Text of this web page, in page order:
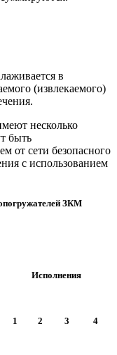
в
(извлекаемого)
несколько
быть
от сети безопасного
с использованием
ЗКМ
Исполнения
1 2 3 4